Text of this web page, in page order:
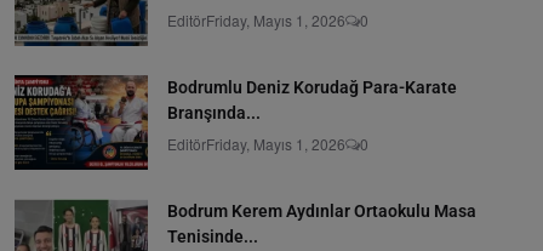
EditörFriday, Mayıs 1, 2026 0
Bodrumlu Deniz Korudağ Para-Karate
Branşında...
EditörFriday, Mayıs 1, 2026 0
Bodrum Kerem Aydınlar Ortaokulu Masa
Tenisinde...